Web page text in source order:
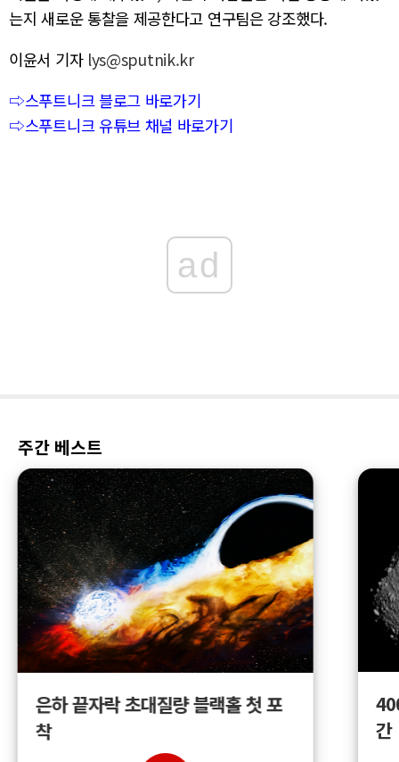
는지 새로운 통찰을 제공한다고 연구팀은 강조했다.
이윤서 기자 lys@sputnik.kr
⇨스푸트니크 블로그 바로가기
⇨스푸트니크 유튜브 채널 바로가기
ad
주간 베스트
은하 끝자락 초대질량 블랙홀 첫 포
착
간